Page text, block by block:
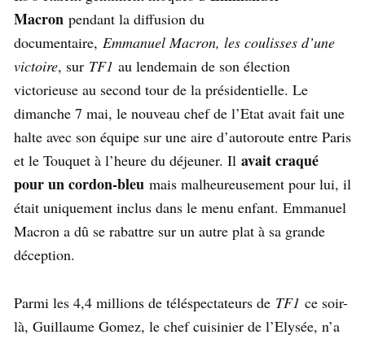
Macron pendant la diffusion du
documentaire, Emmanuel Macron, les coulisses d’une
victoire, sur TF1 au lendemain de son élection
victorieuse au second tour de la présidentielle. Le
dimanche 7 mai, le nouveau chef de l’Etat avait fait une
halte avec son équipe sur une aire d’autoroute entre Paris
et le Touquet à l’heure du déjeuner. Il avait craqué
pour un cordon-bleu mais malheureusement pour lui, il
était uniquement inclus dans le menu enfant. Emmanuel
Macron a dû se rabattre sur un autre plat à sa grande
déception.
Parmi les 4,4 millions de téléspectateurs de TF1 ce soir-
là, Guillaume Gomez, le chef cuisinier de l’Elysée, n’a